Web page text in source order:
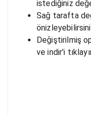
istediğiniz
Sağ tarafta
Değiştirilmiş
ve indir'i